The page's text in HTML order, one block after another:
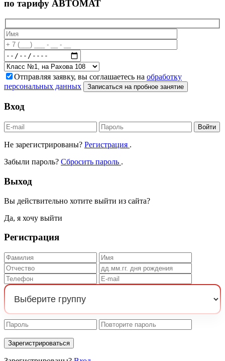
по тарифу АВТОМАТ
Отправляя заявку, вы соглашаетесь на обработку
персональных данных
Записаться на пробное занятие
Вход
Войти
Не зарегистрированы? Регистрация .
Забыли пароль? Сбросить пароль .
Выход
Вы действительно хотите выйти из сайта?
Да, я хочу выйти
Регистрация
Зарегистрироваться